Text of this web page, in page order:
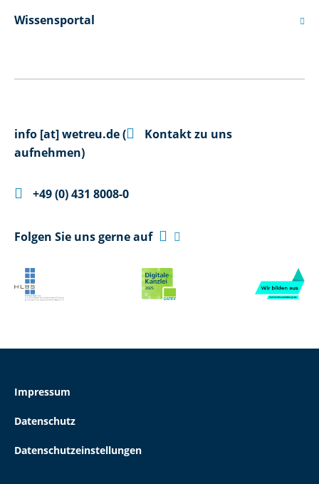
Wissensportal 
info [at]wetreu.de(
Kontakt zu uns
aufnehmen)
 +49 (0) 431 8008-0
Folgen Sie uns gerne auf  
Impressum
Datenschutz
Datenschutzeinstellungen